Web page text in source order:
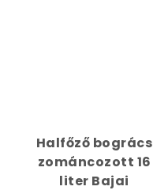
Halfőző bogrács
zománcozott 16
liter Bajai